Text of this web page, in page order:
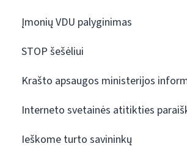
Įmonių VDU palyginimas
STOP šešėliui
Krašto apsaugos ministerijos
Interneto svetainės atitikties
Ieškome turto savininkų